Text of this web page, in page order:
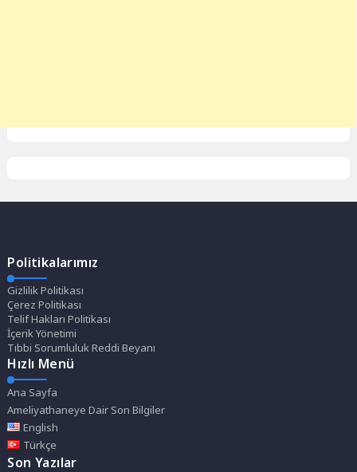
Politikalarımız
Gizlilik Politikası
Çerez Politikası
Telif Hakları Politikası
İçerik Yönetimi
Tıbbi Sorumluluk Reddi Beyanı
Hızlı Menü
Ana Sayfa
Ameliyathaneye Dair Son Bilgiler
English
Türkçe
Son Yazılar